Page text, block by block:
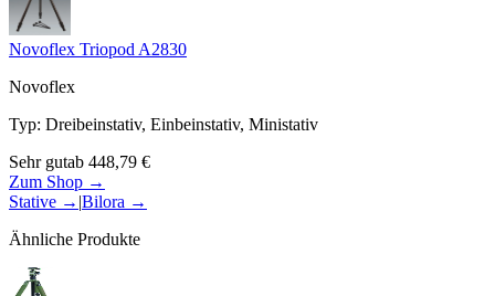
Novoflex Triopod A2830
Novoflex
Typ: Dreibeinstativ, Einbeinstativ, Ministativ
Sehr gutab 448,79 €
Zum Shop →
Stative → |Bilora →
Ähnliche Produkte